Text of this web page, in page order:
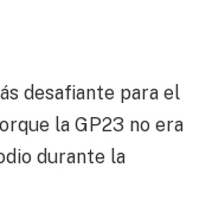
desafiante para el
la GP23 no era
durante la